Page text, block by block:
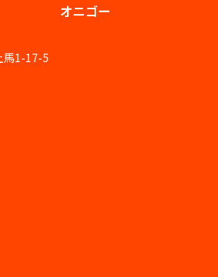
オニゴー
馬1-17-5